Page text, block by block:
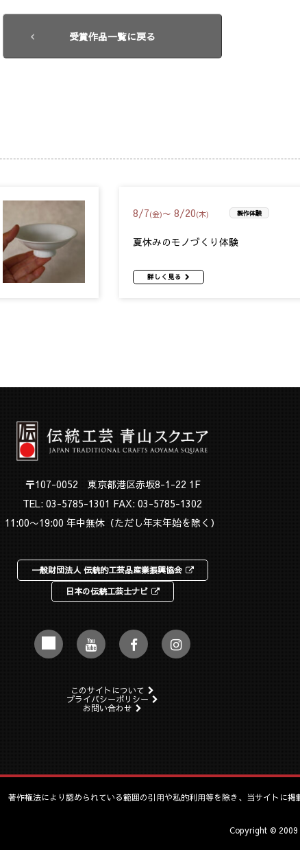
受賞作品一覧に戻る
8/7(金)〜 8/20(木) 製作体験
夏休みのモノづくり体験
詳しく見る
〒107-0052 東京都港区赤坂8-1-22 1F
TEL: 03-5785-1301 FAX: 03-5785-1302
11:00〜19:00 年中無休（ただし年末年始を除く）
一般財団法人 伝統的工芸品産業振興協会
日本の伝統工芸士ナビ
このサイトについて
プライバシーポリシー
お問い合わせ
著作権法により認められている範囲の引用や私的利用等を除き、当サイトに
Copyright © 2009